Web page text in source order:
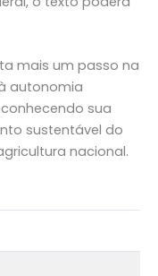
mais um passo na
autonomia
sua
sustentável do
nacional.